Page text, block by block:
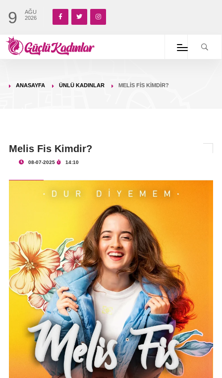
9
AĞU
2026
ANASAYFA ÜNLÜ KADINLAR MELIS FIS KIMDIR?
Melis Fis Kimdir?
08-07-2025 14:10